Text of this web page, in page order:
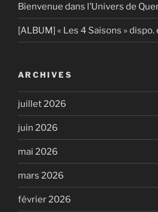
Bienvenue dans l’Univers de
[ALBUM] « Les 4 Saisons »
ARCHIVES
juillet 2026
juin 2026
mai 2026
mars 2026
février 2026